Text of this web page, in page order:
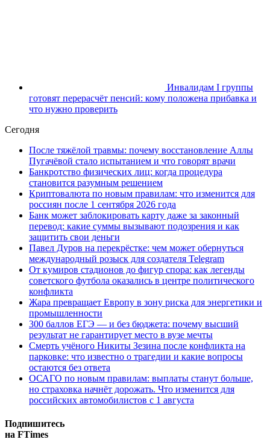
Инвалидам I группы
готовят перерасчёт пенсий: кому положена прибавка и
что нужно проверить
Сегодня
После тяжёлой травмы: почему восстановление Аллы
Пугачёвой стало испытанием и что говорят врачи
Банкротство физических лиц: когда процедура
становится разумным решением
Криптовалюта по новым правилам: что изменится для
россиян после 1 сентября 2026 года
Банк может заблокировать карту даже за законный
перевод: какие суммы вызывают подозрения и как
защитить свои деньги
Павел Дуров на перекрёстке: чем может обернуться
международный розыск для создателя Telegram
От кумиров стадионов до фигур спора: как легенды
советского футбола оказались в центре политического
конфликта
Жара превращает Европу в зону риска для энергетики и
промышленности
300 баллов ЕГЭ — и без бюджета: почему высший
результат не гарантирует место в вузе мечты
Смерть учёного Никиты Зезина после конфликта на
парковке: что известно о трагедии и какие вопросы
остаются без ответа
ОСАГО по новым правилам: выплаты станут больше,
но страховка начнёт дорожать. Что изменится для
российских автомобилистов с 1 августа
Подпишитесь
на FTimes